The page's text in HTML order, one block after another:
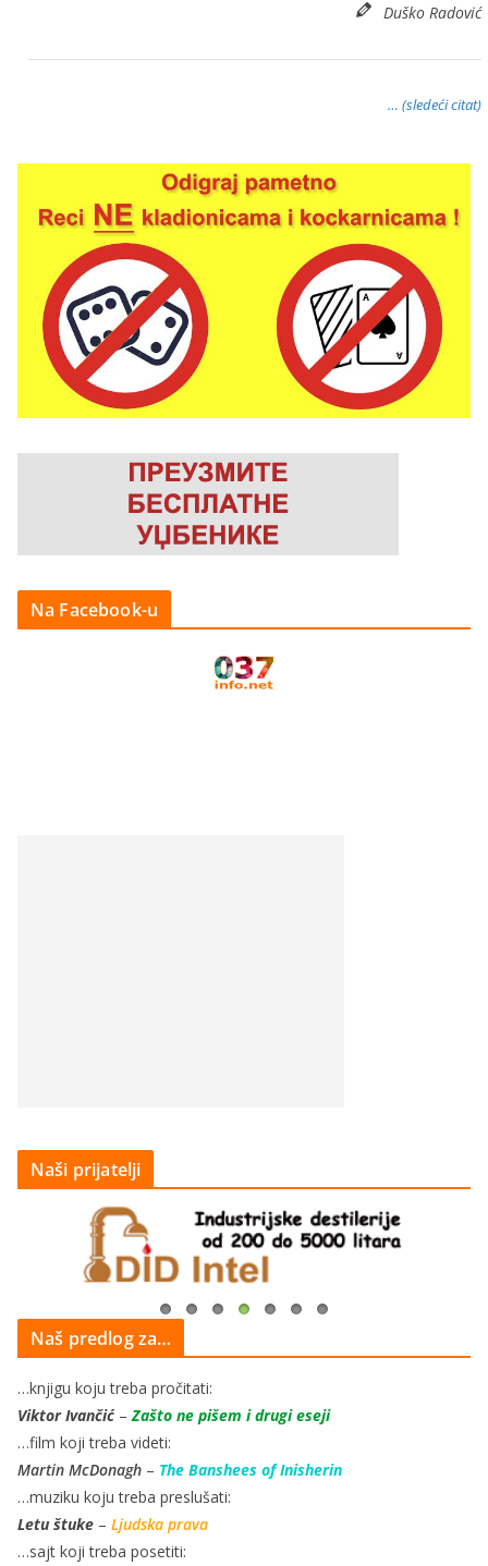
Duško Radović
… (sledeći citat)
Na Facebook-u
Naši prijatelji
Naš predlog za…
…knjigu koju treba pročitati:
Viktor Ivančić– Zašto ne pišem i drugi eseji
…film koji treba videti:
Martin McDonagh – The Banshees of Inisherin
…muziku koju treba preslušati:
Letu štuke – Ljudska prava
…sajt koji treba posetiti: